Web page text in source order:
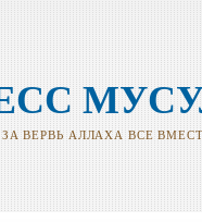
ВЕРВЬ АЛЛАХА ВСЕ